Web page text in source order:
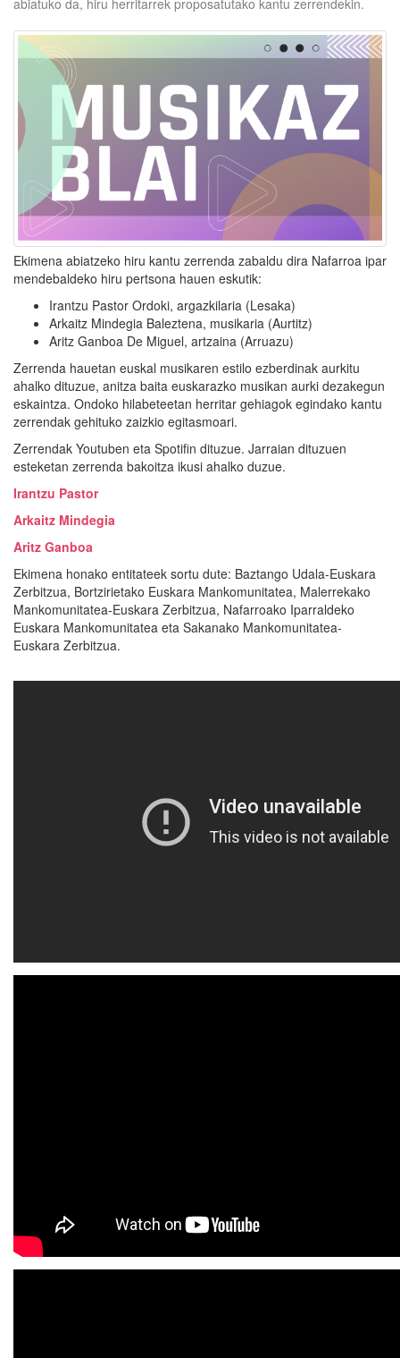
abiatuko da, hiru herritarrek proposatutako kantu zerrendekin.
Ekimena abiatzeko hiru kantu zerrenda zabaldu dira Nafarroa ipar
mendebaldeko hiru pertsona hauen eskutik:
Irantzu Pastor Ordoki, argazkilaria (Lesaka)
Arkaitz Mindegia Baleztena, musikaria (Aurtitz)
Aritz Ganboa De Miguel, artzaina (Arruazu)
Zerrenda hauetan euskal musikaren estilo ezberdinak aurkitu
ahalko dituzue, anitza baita euskarazko musikan aurki dezakegun
eskaintza. Ondoko hilabeteetan herritar gehiagok egindako kantu
zerrendak gehituko zaizkio egitasmoari.
Zerrendak Youtuben eta Spotifin dituzue. Jarraian dituzuen
esteketan zerrenda bakoitza ikusi ahalko duzue.
Irantzu Pastor
Arkaitz Mindegia
Aritz Ganboa
Ekimena honako entitateek sortu dute: Baztango Udala-Euskara
Zerbitzua, Bortzirietako Euskara Mankomunitatea, Malerrekako
Mankomunitatea-Euskara Zerbitzua, Nafarroako Iparraldeko
Euskara Mankomunitatea eta Sakanako Mankomunitatea-
Euskara Zerbitzua.